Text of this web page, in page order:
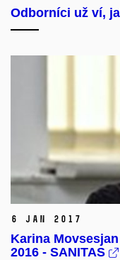
Odborníci už ví,
6 Jan 2017
Karina
2016 - SANITAS